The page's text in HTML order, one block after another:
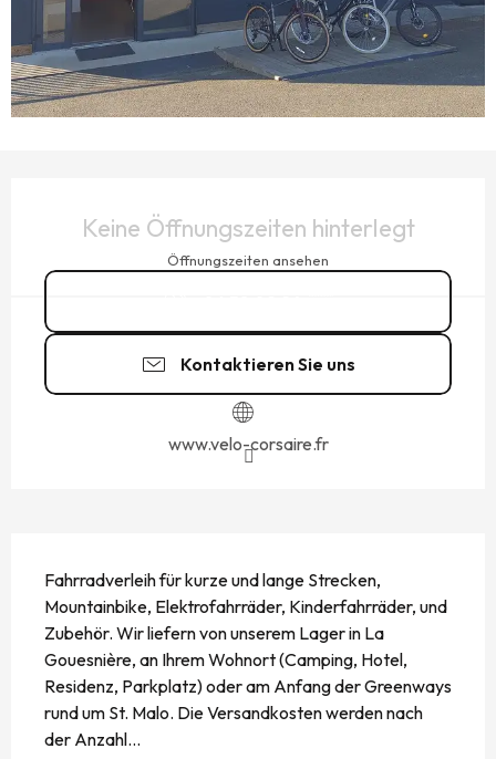
Keine Öffnungszeiten hinterlegt
Öffnungszeiten ansehen
Kontaktieren Sie uns
www.velo-corsaire.fr
Fahrradverleih für kurze und lange Strecken,
Mountainbike, Elektrofahrräder, Kinderfahrräder, und
Zubehör. Wir liefern von unserem Lager in La
Gouesnière, an Ihrem Wohnort (Camping, Hotel,
Residenz, Parkplatz) oder am Anfang der Greenways
rund um St. Malo. Die Versandkosten werden nach
der Anzahl...